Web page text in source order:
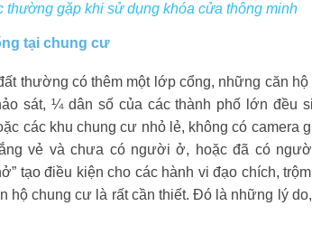
thường gặp khi sử dụng khóa cửa thông minh
tại chung cư
thường có thêm một lớp cổng, những căn
sát, ¼ dân số của các thành phố lớn đều
các khu chung cư nhỏ lẻ, không có camera
vẻ và chưa có người ở, hoặc đã có
tạo điều kiện cho các hành vi đạo chích,
hộ chung cư là rất cần thiết. Đó là những lý